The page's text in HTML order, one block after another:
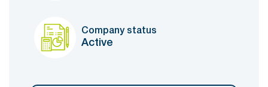
Company status
Active